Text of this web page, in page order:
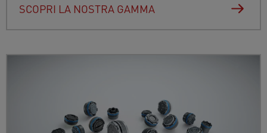
SCOPRI LA NOSTRA GAMMA